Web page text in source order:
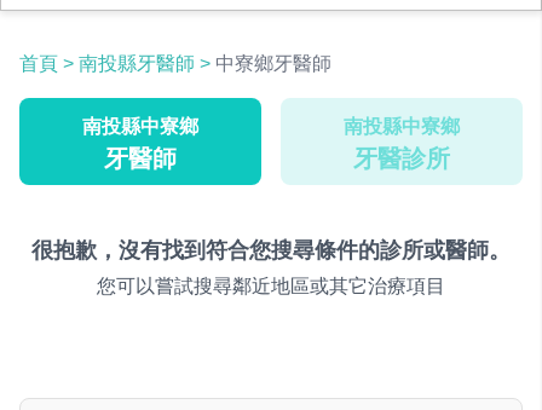
首頁 > 南投縣牙醫師 > 中寮鄉牙醫師
南投縣中寮鄉
牙醫師
南投縣中寮鄉
牙醫診所
很抱歉，沒有找到符合您搜尋條件的診所或醫師。
您可以嘗試搜尋鄰近地區或其它治療項目